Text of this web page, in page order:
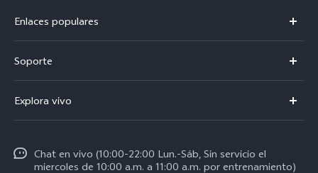
Enlaces populares
Y21d
Y38 5G
Soporte
Autenticación de IMEI
Explora vivo
La vida en vivo
Chat en vivo (10:00-22:00 Lun.-Sáb, Sin servicio el
miercoles de 10:00 a.m. a 11:00 a.m. por entrenamiento)